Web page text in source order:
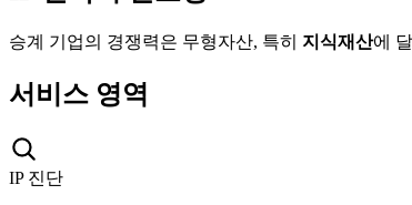
승계 기업의 경쟁력은 무형자산, 특히 지식재산에
서비스 영역
IP 진단